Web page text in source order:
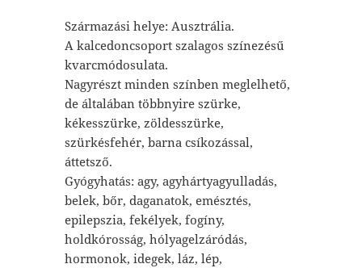
FREE
VÁSÁRLÁS / KOSÁR
Származási helye: Ausztrália.
A kalcedoncsoport szalagos színezésű
kvarcmódosulata.
Nagyrészt minden színben meglelhető,
de általában többnyire szürke,
kékesszürke, zöldesszürke,
szürkésfehér, barna csíkozással,
áttetsző.
Gyógyhatás: agy, agyhártyagyulladás,
belek, bőr, daganatok, emésztés,
epilepszia, fekélyek, fogíny,
holdkórosság, hólyagelzáródás,
hormonok, idegek, láz, lép,